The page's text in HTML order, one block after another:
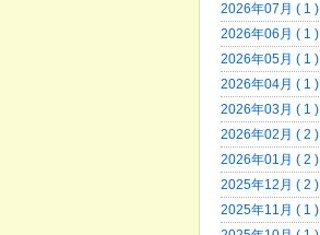
2026年07月 ( 1 )
2026年06月 ( 1 )
2026年05月 ( 1 )
2026年04月 ( 1 )
2026年03月 ( 1 )
2026年02月 ( 2 )
2026年01月 ( 2 )
2025年12月 ( 2 )
2025年11月 ( 1 )